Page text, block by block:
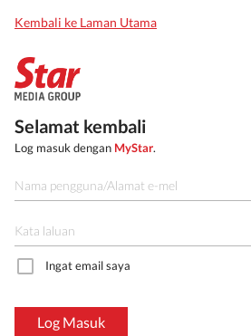
Kembali ke Laman Utama
Selamat kembali
Log masuk dengan MyStar.
Ingat email saya
Log Masuk